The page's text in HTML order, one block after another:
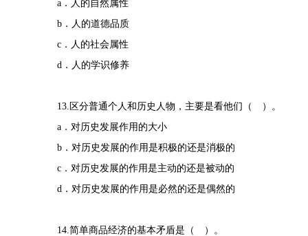
a．人的自然属性
b．人的道德品质
c．人的社会属性
d．人的学识修养
13.区分普通个人和历史人物，主要是看他们（ ）。
a．对历史发展作用的大小
b．对历史发展的作用是积极的还是消极的
c．对历史发展的作用是主动的还是被动的
d．对历史发展的作用是必然的还是偶然的
14.简单商品经济的基本矛盾是（ ）。